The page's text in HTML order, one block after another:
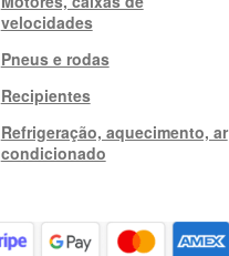
velocidades
Pneus e rodas
Recipientes
Refrigeração, aquecimento, ar
condicionado